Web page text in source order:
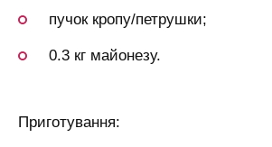
пучок кропу/петрушки;
0.3 кг майонезу.
Приготування: